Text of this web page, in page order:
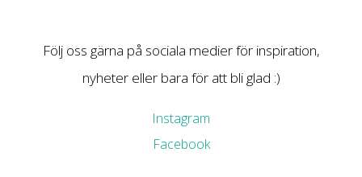
Följ oss gärna på sociala medier för inspiration,
nyheter eller bara för att bli glad :)
Instagram
Facebook